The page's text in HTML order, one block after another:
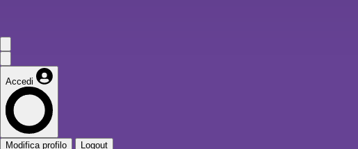
Accedi
Modifica profilo Logout